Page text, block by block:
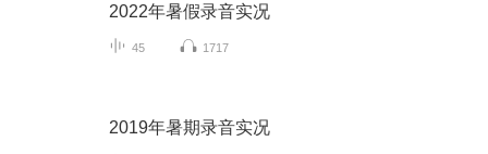
2022年暑假录音实况
45 1717
2019年暑期录音实况